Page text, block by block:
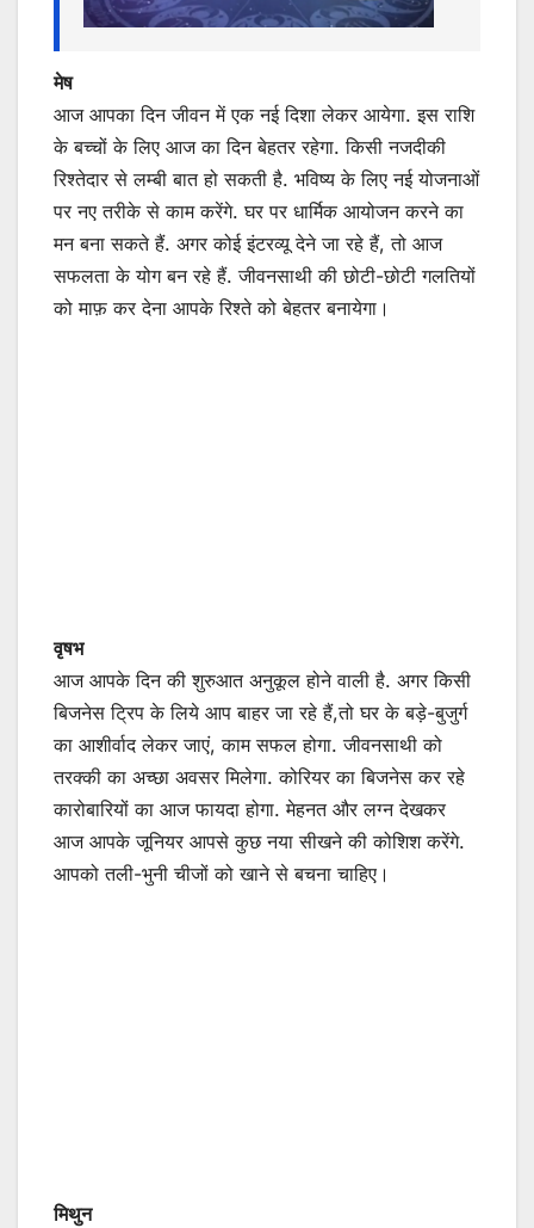
मेष
आज आपका दिन जीवन में एक नई दिशा लेकर आयेगा. इस राशि
के बच्चों के लिए आज का दिन बेहतर रहेगा. किसी नजदीकी
रिश्तेदार से लम्बी बात हो सकती है. भविष्य के लिए नई योजनाओं
पर नए तरीके से काम करेंगे. घर पर धार्मिक आयोजन करने का
मन बना सकते हैं. अगर कोई इंटरव्यू देने जा रहे हैं, तो आज
सफलता के योग बन रहे हैं. जीवनसाथी की छोटी-छोटी गलतियों
को माफ़ कर देना आपके रिश्ते को बेहतर बनायेगा।
वृषभ
आज आपके दिन की शुरुआत अनुकूल होने वाली है. अगर किसी
बिजनेस ट्रिप के लिये आप बाहर जा रहे हैं,तो घर के बड़े-बुजुर्ग
का आशीर्वाद लेकर जाएं, काम सफल होगा. जीवनसाथी को
तरक्की का अच्छा अवसर मिलेगा. कोरियर का बिजनेस कर रहे
कारोबारियों का आज फायदा होगा. मेहनत और लग्न देखकर
आज आपके जूनियर आपसे कुछ नया सीखने की कोशिश करेंगे.
आपको तली-भुनी चीजों को खाने से बचना चाहिए।
मिथुन